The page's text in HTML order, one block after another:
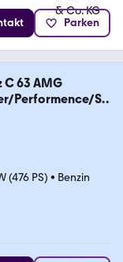
Parken
C 63 AMG
Performence/SA
(476 PS) • Benzin